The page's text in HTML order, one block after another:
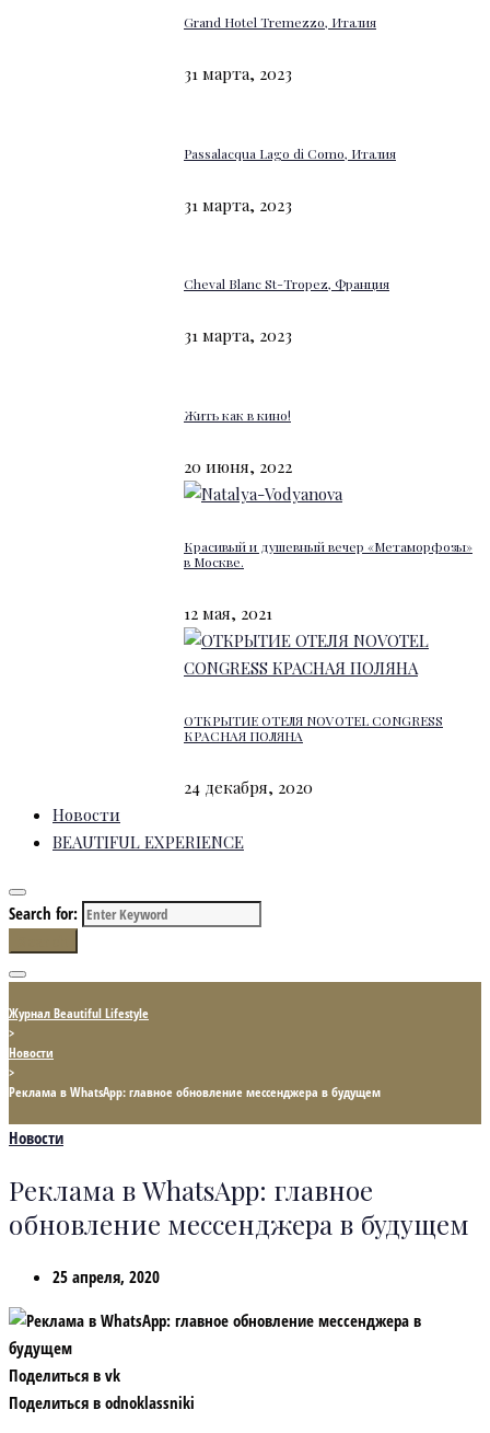
Grand Hotel Tremezzo, Италия
31 марта, 2023
Passalacqua Lago di Como, Италия
31 марта, 2023
Cheval Blanc St-Tropez, Франция
31 марта, 2023
Жить как в кино!
20 июня, 2022
Красивый и душевный вечер «Метаморфозы»
в Москве.
12 мая, 2021
ОТКРЫТИЕ ОТЕЛЯ NOVOTEL CONGRESS
КРАСНАЯ ПОЛЯНА
24 декабря, 2020
Новости
BEAUTIFUL EXPERIENCE
Search for:
Журнал Beautiful Lifestyle
>
Новости
>
Реклама в WhatsApp: главное обновление мессенджера в будущем
Новости
Реклама в WhatsApp: главное
обновление мессенджера в будущем
25 апреля, 2020
Поделиться в vk
Поделиться в odnoklassniki